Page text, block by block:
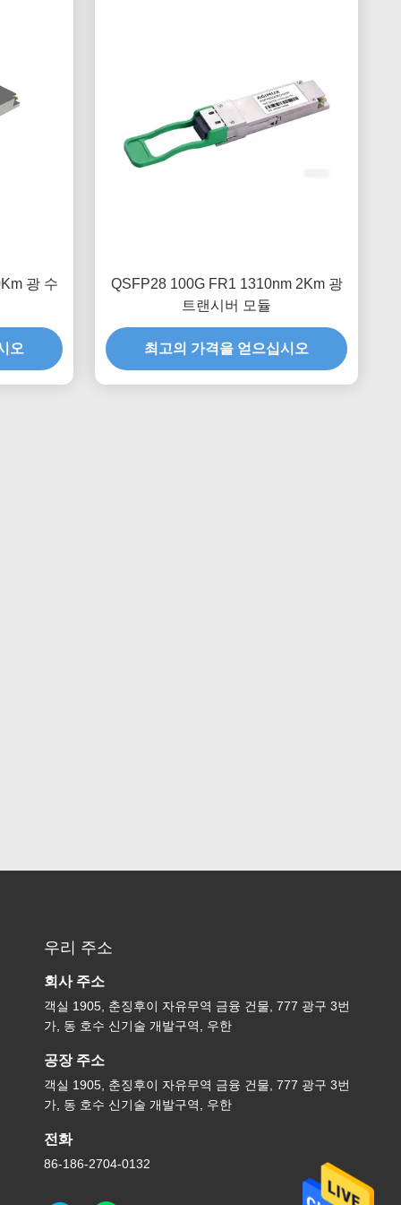
광 수
오
QSFP28 100G FR1 1310nm 2Km 광
트랜시버 모듈
최고의 가격을 얻으십시오
우리 주소
회사 주소
객실 1905, 춘징후이 자유무역 금융 건물, 777 광구 3번
가, 동 호수 신기술 개발구역, 우한
공장 주소
객실 1905, 춘징후이 자유무역 금융 건물, 777 광구 3번
가, 동 호수 신기술 개발구역, 우한
전화
86-186-2704-0132